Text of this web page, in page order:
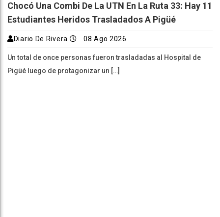
Chocó Una Combi De La UTN En La Ruta 33: Hay 11
Estudiantes Heridos Trasladados A Pigüé
Diario De Rivera 08 Ago 2026
Un total de once personas fueron trasladadas al Hospital de
Pigüé luego de protagonizar un […]